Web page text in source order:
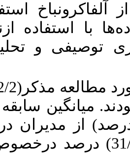
استفاده شد
ازنرم‌افزار
و تحلیلی کای
یافته‌ها: بیشتر نمونه‌های مورد مطالعه مذکر(82/2درصد)
36 بودند. میانگین سابقه مدیریت
(28/9درصد) از مدیران درخصوص
غیرعامل، (31/1) درصد درخصوص اصول